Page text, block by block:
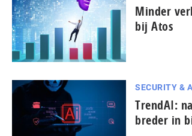
Minder
bij Atos
SECURITY &
TrendAI:
breder in